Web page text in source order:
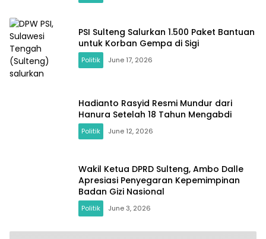
PSI Sulteng Salurkan 1.500 Paket Bantuan
untuk Korban Gempa di Sigi
Politik June 17, 2026
Hadianto Rasyid Resmi Mundur dari
Hanura Setelah 18 Tahun Mengabdi
Politik June 12, 2026
Wakil Ketua DPRD Sulteng, Ambo Dalle
Apresiasi Penyegaran Kepemimpinan
Badan Gizi Nasional
Politik June 3, 2026